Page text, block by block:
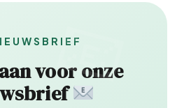
voor onze